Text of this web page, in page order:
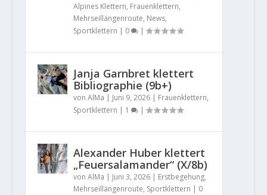
Alpines Klettern, Frauenklettern,
Mehrseillängenroute, News,
Sportklettern | 0 |
Janja Garnbret klettert
Bibliographie (9b+)
von AlMa | Juni 9, 2026| Frauenklettern,
Sportklettern | 1 |
Alexander Huber klettert
„Feuersalamander“ (X/8b)
von AlMa | Juni 3, 2026| Erstbegehung,
Mehrseillängenroute, Sportklettern | 0